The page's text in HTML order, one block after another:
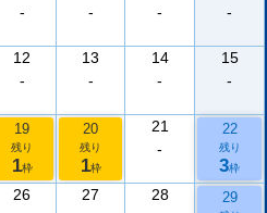
-
-
-
-
12
-
13
-
14
-
15
-
19
残り
1枠
20
残り
1枠
21
-
22
残り
3枠
26
27
28
29